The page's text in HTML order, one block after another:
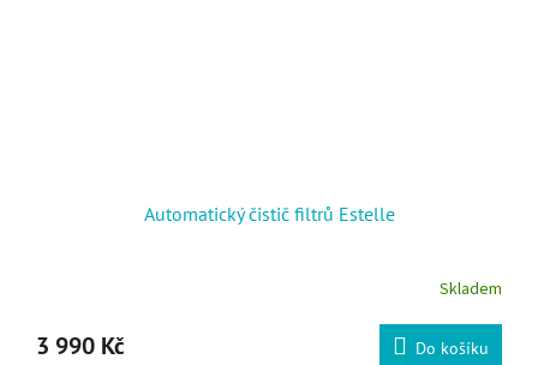
Automatický čistič filtrů Estelle
Skladem
3 990 Kč Do košíku